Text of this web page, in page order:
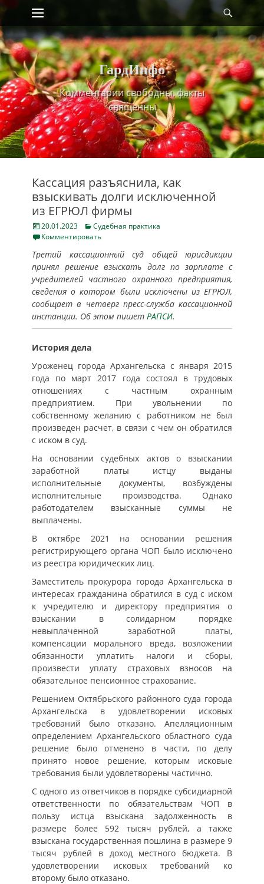
Skip
content
Primary Menu
ГардИнфо
Комментарии свободны, факты
священны
Кассация разъяснила, как
взыскивать долги исключенной
из ЕГРЮЛ фирмы
Posted
on
20.01.2023 Categories
Судебная практика
Комментировать
Третий кассационный суд общей юрисдикции
принял решение взыскать долг по зарплате с
учредителей частного охранного предприятия,
сведения о котором были исключены из ЕГРЮЛ,
сообщает в четверг пресс-служба кассационной
инстанции. Об этом пишет РАПСИ.
История дела
Уроженец города Архангельска с января 2015
года по март 2017 года состоял в трудовых
отношениях с частным охранным
предприятием. При увольнении по
собственному желанию с работником не был
произведен расчет, в связи с чем он обратился
с иском в суд.
На основании судебных актов о взыскании
заработной платы истцу выданы
исполнительные документы, возбуждены
исполнительные производства. Однако
работодателем взысканные суммы не
выплачены.
В октябре 2021 на основании решения
регистрирующего органа ЧОП было исключено
из реестра юридических лиц.
Заместитель прокурора города Архангельска в
интересах гражданина обратился в суд с иском
к учредителю и директору предприятия о
взыскании в солидарном порядке
невыплаченной заработной платы,
компенсации морального вреда, возложении
обязанности уплатить налоги и сборы,
произвести уплату страховых взносов на
обязательное пенсионное страхование.
Решением Октябрьского районного суда города
Архангельска в удовлетворении исковых
требований было отказано. Апелляционным
определением Архангельского областного суда
решение было отменено в части, по делу
принято новое решение, которым исковые
требования были удовлетворены частично.
С одного из ответчиков в порядке субсидиарной
ответственности по обязательствам ЧОП в
пользу истца взыскана задолженность в
размере более 592 тысяч рублей, а также
взыскана государственная пошлина в размере 9
тысяч рублей в доход местного бюджета. В
удовлетворении исковых требований ко
второму было отказано.